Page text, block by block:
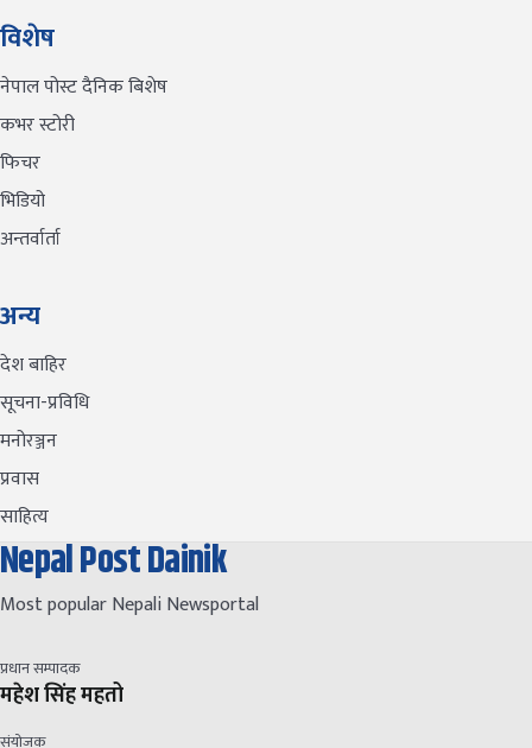
विशेष
नेपाल पोस्ट दैनिक बिशेष
कभर स्टोरी
फिचर
भिडियो
अन्तर्वार्ता
अन्य
देश बाहिर
सूचना-प्रविधि
मनोरञ्जन
प्रवास
साहित्य
Nepal Post Dainik
Most popular Nepali Newsportal
प्रधान सम्पादक
महेश सिंह महतो
संयोजक